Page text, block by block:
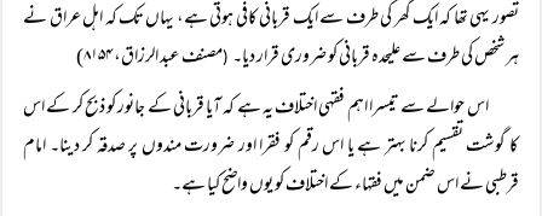
تصور یہی تھا کہ ایک گھر کی طرف سے ایک قربانی کافی ہوتی ہے، یہاں تک کہ اہل عراق نے
ہر شخص کی طرف سے علیحدہ قربانی کو ضروری قرار دیا۔ (مصنف عبد الرزاق، ۸۱۵۴)
اس حوالے سے تیسرا اہم فقہی اختلاف یہ ہے کہ آیا قربانی کے جانور کو ذبح کر کے اس
کا گوشت تقسیم کرنا بہتر ہے یا اس رقم کو فقرا اور ضرورت مندوں پر صدقہ کر دینا۔ امام
قرطبی نے اس ضمن میں فقہاء کے اختلاف کو یوں واضح کیا ہے۔